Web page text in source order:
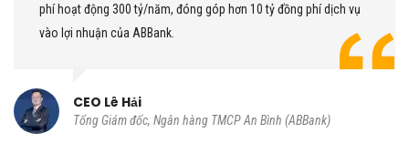
phí hoạt động 300 tỷ/năm, đóng góp hơn 10 tỷ đồng phí dịch vụ
vào lợi nhuận của ABBank.
CEO Lê Hải
Tổng Giám đốc, Ngân hàng TMCP An Bình (ABBank)